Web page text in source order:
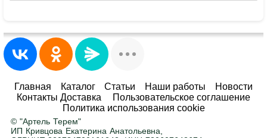
Главная Каталог Статьи Наши работы
Новости
Контакты Доставка
Пользовательское соглашение
Политика использования cookie
© "Артель Терем"
ИП Кривцова Екатерина Анатольевна,